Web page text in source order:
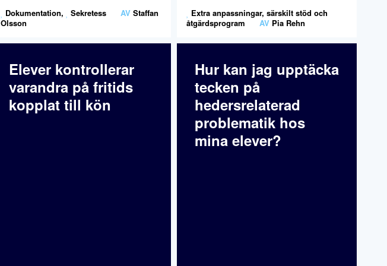
Dokumentation, Sekretess AV Staffan
Olsson
Extra anpassningar, särskilt stöd och
åtgärdsprogram
AV Pia Rehn
Elever kontrollerar
varandra på fritids
kopplat till kön
Hur kan jag upptäcka
tecken på
hedersrelaterad
problematik hos
mina elever?